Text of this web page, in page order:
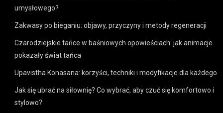
umysłowego?
Zakwasy po bieganiu: objawy, przyczyny i metody regeneracji
Czarodziejskie tańce w baśniowych opowieściach: jak animacje
pokazały świat tańca
Upavistha Konasana: korzyści, techniki i modyfikacje dla każdego
Jak się ubrać na siłownię? Co wybrać, aby czuć się komfortowo i
stylowo?